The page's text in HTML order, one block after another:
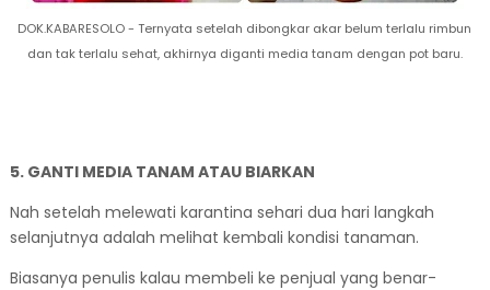
DOK.KABARESOLO - Ternyata setelah dibongkar akar belum terlalu rimbun
dan tak terlalu sehat, akhirnya diganti media tanam dengan pot baru.
5. GANTI MEDIA TANAM ATAU BIARKAN
Nah setelah melewati karantina sehari dua hari langkah
selanjutnya adalah melihat kembali kondisi tanaman.
Biasanya penulis kalau membeli ke penjual yang benar-